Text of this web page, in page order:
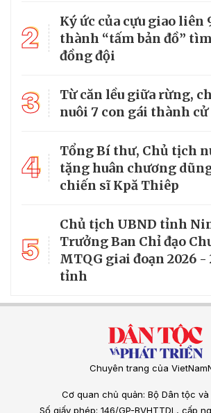
2
Ký ức của cựu giao liên
thành “tấm bản đồ”
đồng đội
3
Từ căn lều giữa rừng,
nuôi 7 con gái thành
4
Tổng Bí thư, Chủ tịch
tặng huân chương
chiến sĩ Kpă Thiêp
5
Chủ tịch UBND tỉnh
Trưởng Ban Chỉ đạo
MTQG giai đoạn 2026 -
tỉnh
Chuyên trang của
Cơ quan chủ quản: Bộ Dân tộc và
Số giấy phép: 146/GP-BVHTTDL, cấp